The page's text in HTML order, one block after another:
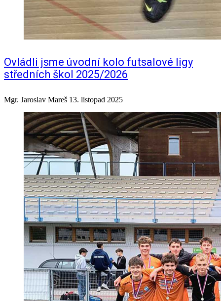
Ovládli jsme úvodní kolo futsalové ligy
středních škol 2025/2026
Mgr. Jaroslav Mareš 13. listopad 2025